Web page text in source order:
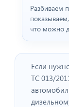
Разбиваем
что можно
Если
ТС 013/